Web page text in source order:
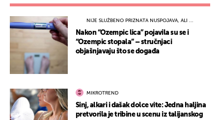
NIJE SLUŽBENO PRIZNATA NUSPOJAVA, ALI ...
Nakon “Ozempic lica” pojavila su se i
“Ozempic stopala” – stručnjaci
objašnjavaju što se događa
MIKROTREND
Sinj, alkari i dašak dolce vite: Jedna haljina
pretvorila je tribine u scenu iz talijanskog